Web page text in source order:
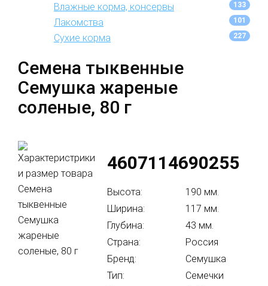
Влажные корма, консервы 133
Лакомства 101
Сухие корма 227
Семена тыквенные
Семушка жареные
соленые, 80 г
4607114690255
Высота:
190 мм.
Ширина:
117 мм.
Глубина:
43 мм.
Страна:
Россия
Бренд:
Семушка
Тип:
Семечки